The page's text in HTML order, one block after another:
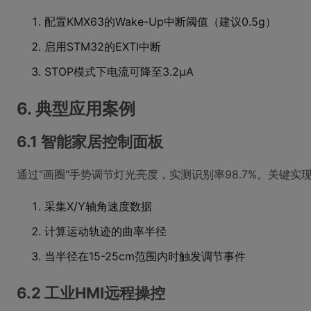
配置KMX63的Wake-Up中断阈值（建议0.5g）
启用STM32的EXTI中断
STOP模式下电流可降至3.2μA
6. 典型应用案例
6.1 智能家居控制面板
通过"画圈"手势调节灯光亮度，实测识别率98.7%。关键实
采集X/Y轴角速度数据
计算运动轨迹的曲率半径
当半径在15-25cm范围内时触发调节事件
6.2 工业HMI远程操控